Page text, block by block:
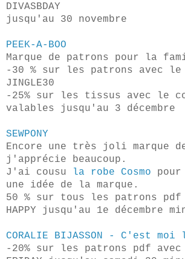
DIVASBDAY
jusqu'au 30 novembre
PEEK-A-BOO
Marque de patrons pour la
-30 % sur les patrons avec le
JINGLE30
-25% sur les tissus avec le
valables jusqu'au 3 décembre
SEWPONY
Encore une très joli marque
j'apprécie beaucoup.
J'ai cousu
la robe Cosmo pour
une idée de la marque.
50 % sur tous les patrons pdf
HAPPY jusqu'au 1e décembre
CORALIE BIJASSON - C'est
-20% sur les patrons pdf